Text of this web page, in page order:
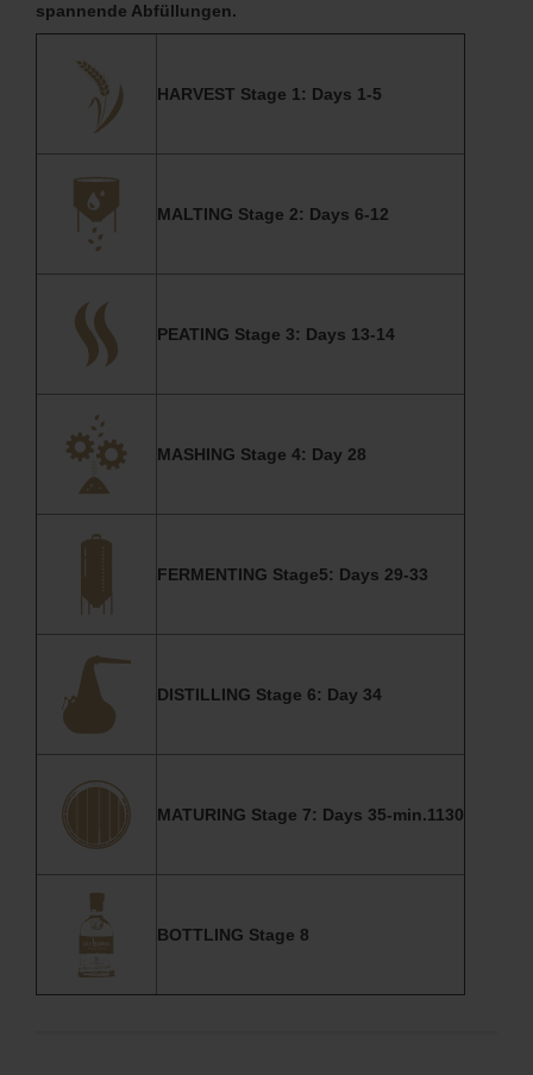
spannende Abfüllungen.
HARVEST Stage 1: Days 1-5
MALTING Stage 2: Days 6-12
PEATING Stage 3: Days 13-14
MASHING Stage 4: Day 28
FERMENTING Stage5: Days 29-33
DISTILLING Stage 6: Day 34
MATURING Stage 7: Days 35-min.1130
BOTTLING Stage 8